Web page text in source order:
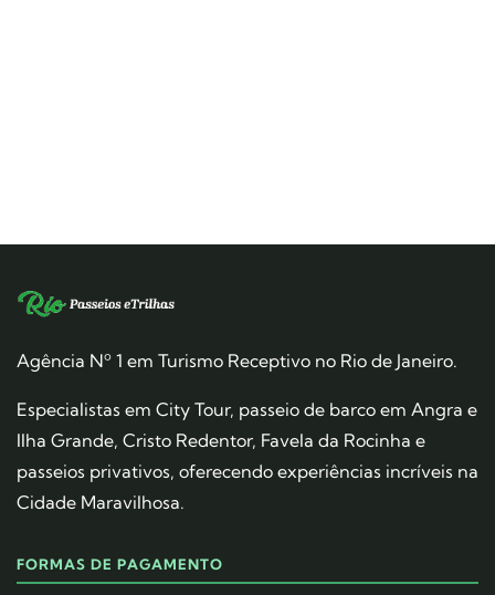
Agência Nº 1 em Turismo Receptivo no Rio de Janeiro.
Especialistas em City Tour, passeio de barco em Angra e
Ilha Grande, Cristo Redentor, Favela da Rocinha e
passeios privativos, oferecendo experiências incríveis na
Cidade Maravilhosa.
FORMAS DE PAGAMENTO